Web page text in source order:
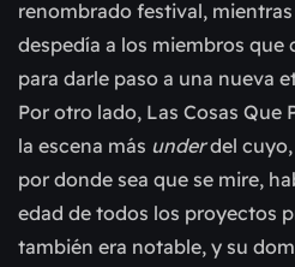
renombrado festival,
despedía a los miembros que
para darle paso a una nueva
Por otro lado, Las Cosas Que
la escena más underdel cuyo,
por donde sea que se mire,
edad de todos los proyectos
también era notable, y su